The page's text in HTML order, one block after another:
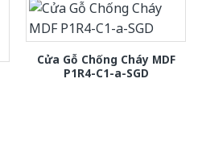
Cửa Gỗ Chống Cháy MDF
P1R4-C1-a-SGD